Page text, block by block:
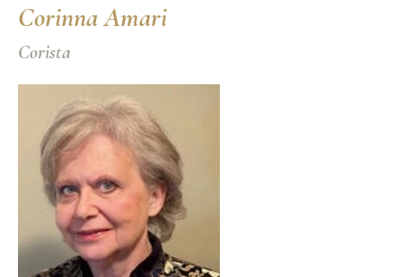
Corinna Amari
Corista